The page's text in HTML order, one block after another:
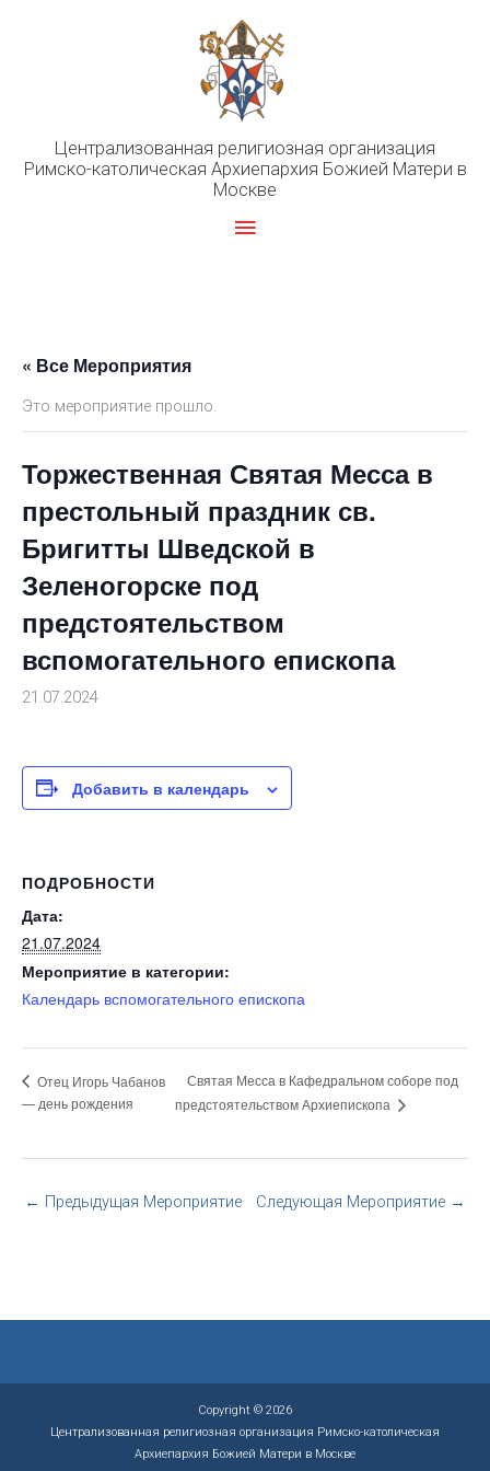
Централизованная религиозная организация
Римско-католическая Архиепархия Божией Матери в
Москве
Главное
« Все Мероприятия
Это мероприятие прошло.
Торжественная Святая Месса в
престольный праздник св.
Бригитты Шведской в
Зеленогорске под
предстоятельством
вспомогательного епископа
21.07.2024
Добавить в календарь
ПОДРОБНОСТИ
Дата:
21.07.2024
Мероприятие в категории:
Календарь вспомогательного епископа
Отец Игорь Чабанов
— день рождения
Святая Месса в Кафедральном соборе под
предстоятельством Архиепископа
← Предыдущая Мероприятие Следующая Мероприятие →
Copyright © 2026
Централизованная религиозная организация Римско-католическая
Архиепархия Божией Матери в Москве